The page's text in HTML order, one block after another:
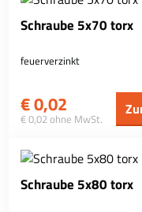
Schraube 5x70 torx
feuerverzinkt
€0,02
€ 0,02 ohne MwSt.
Schraube 5x80 torx